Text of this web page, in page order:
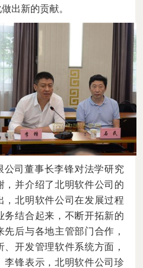
出新的贡献。
公司董事长李锋对法学研究
，并介绍了北明软件公司的
，北明软件公司在发展过程
务结合起来，不断开拓新的
先后与各地主管部门合作，
开发管理软件系统方面，
李锋表示，北明软件公司珍